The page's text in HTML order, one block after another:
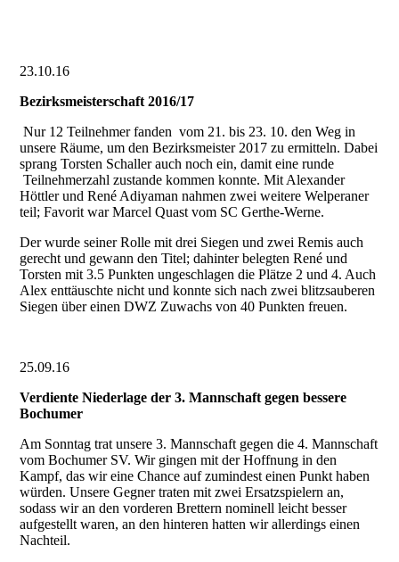
23.10.16
Bezirksmeisterschaft 2016/17
Nur 12 Teilnehmer fanden vom 21. bis 23. 10. den Weg in
unsere Räume, um den Bezirksmeister 2017 zu ermitteln. Dabei
sprang Torsten Schaller auch noch ein, damit eine runde
Teilnehmerzahl zustande kommen konnte. Mit Alexander
Höttler und René Adiyaman nahmen zwei weitere Welperaner
teil; Favorit war Marcel Quast vom SC Gerthe-Werne.
Der wurde seiner Rolle mit drei Siegen und zwei Remis auch
gerecht und gewann den Titel; dahinter belegten René und
Torsten mit 3.5 Punkten ungeschlagen die Plätze 2 und 4. Auch
Alex enttäuschte nicht und konnte sich nach zwei blitzsauberen
Siegen über einen DWZ Zuwachs von 40 Punkten freuen.
25.09.16
Verdiente Niederlage der 3. Mannschaft gegen bessere
Bochumer
Am Sonntag trat unsere 3. Mannschaft gegen die 4. Mannschaft
vom Bochumer SV. Wir gingen mit der Hoffnung in den
Kampf, das wir eine Chance auf zumindest einen Punkt haben
würden. Unsere Gegner traten mit zwei Ersatzspielern an,
sodass wir an den vorderen Brettern nominell leicht besser
aufgestellt waren, an den hinteren hatten wir allerdings einen
Nachteil.